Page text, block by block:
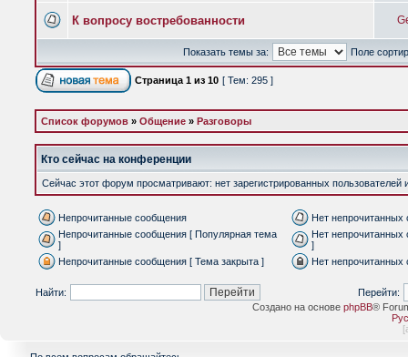
К вопросу востребованности
Показать темы за: Поле
Страница 1 из 10 [ Тем: 295 ]
Список форумов » Общение » Разговоры
Кто сейчас на конференции
Сейчас этот форум просматривают: нет зарегистрированных пользователей
Непрочитанные сообщения
Нет непрочитанных
Непрочитанные сообщения [ Популярная тема
]
Нет
]
Непрочитанные сообщения [ Тема закрыта ]
Нет непрочитанных
Найти:
Перейти:
Создано на основе phpBB®
[